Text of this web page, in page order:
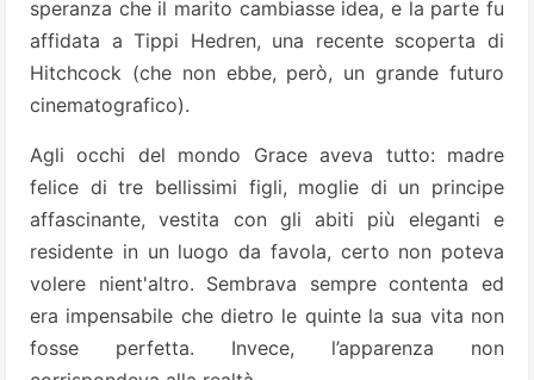
speranza che il marito cambiasse idea, e la parte fu
affidata a Tippi Hedren, una recente scoperta di
Hitchcock (che non ebbe, però, un grande futuro
cinematografico).
Agli occhi del mondo Grace aveva tutto: madre
felice di tre bellissimi figli, moglie di un principe
affascinante, vestita con gli abiti più eleganti e
residente in un luogo da favola, certo non poteva
volere nient'altro. Sembrava sempre contenta ed
era impensabile che dietro le quinte la sua vita non
fosse perfetta. Invece, l’apparenza non